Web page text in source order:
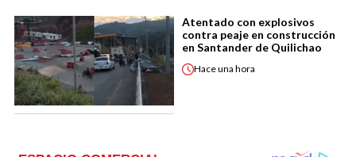
Atentado con explosivos
contra peaje en construcción
en Santander de Quilichao
Haceuna hora